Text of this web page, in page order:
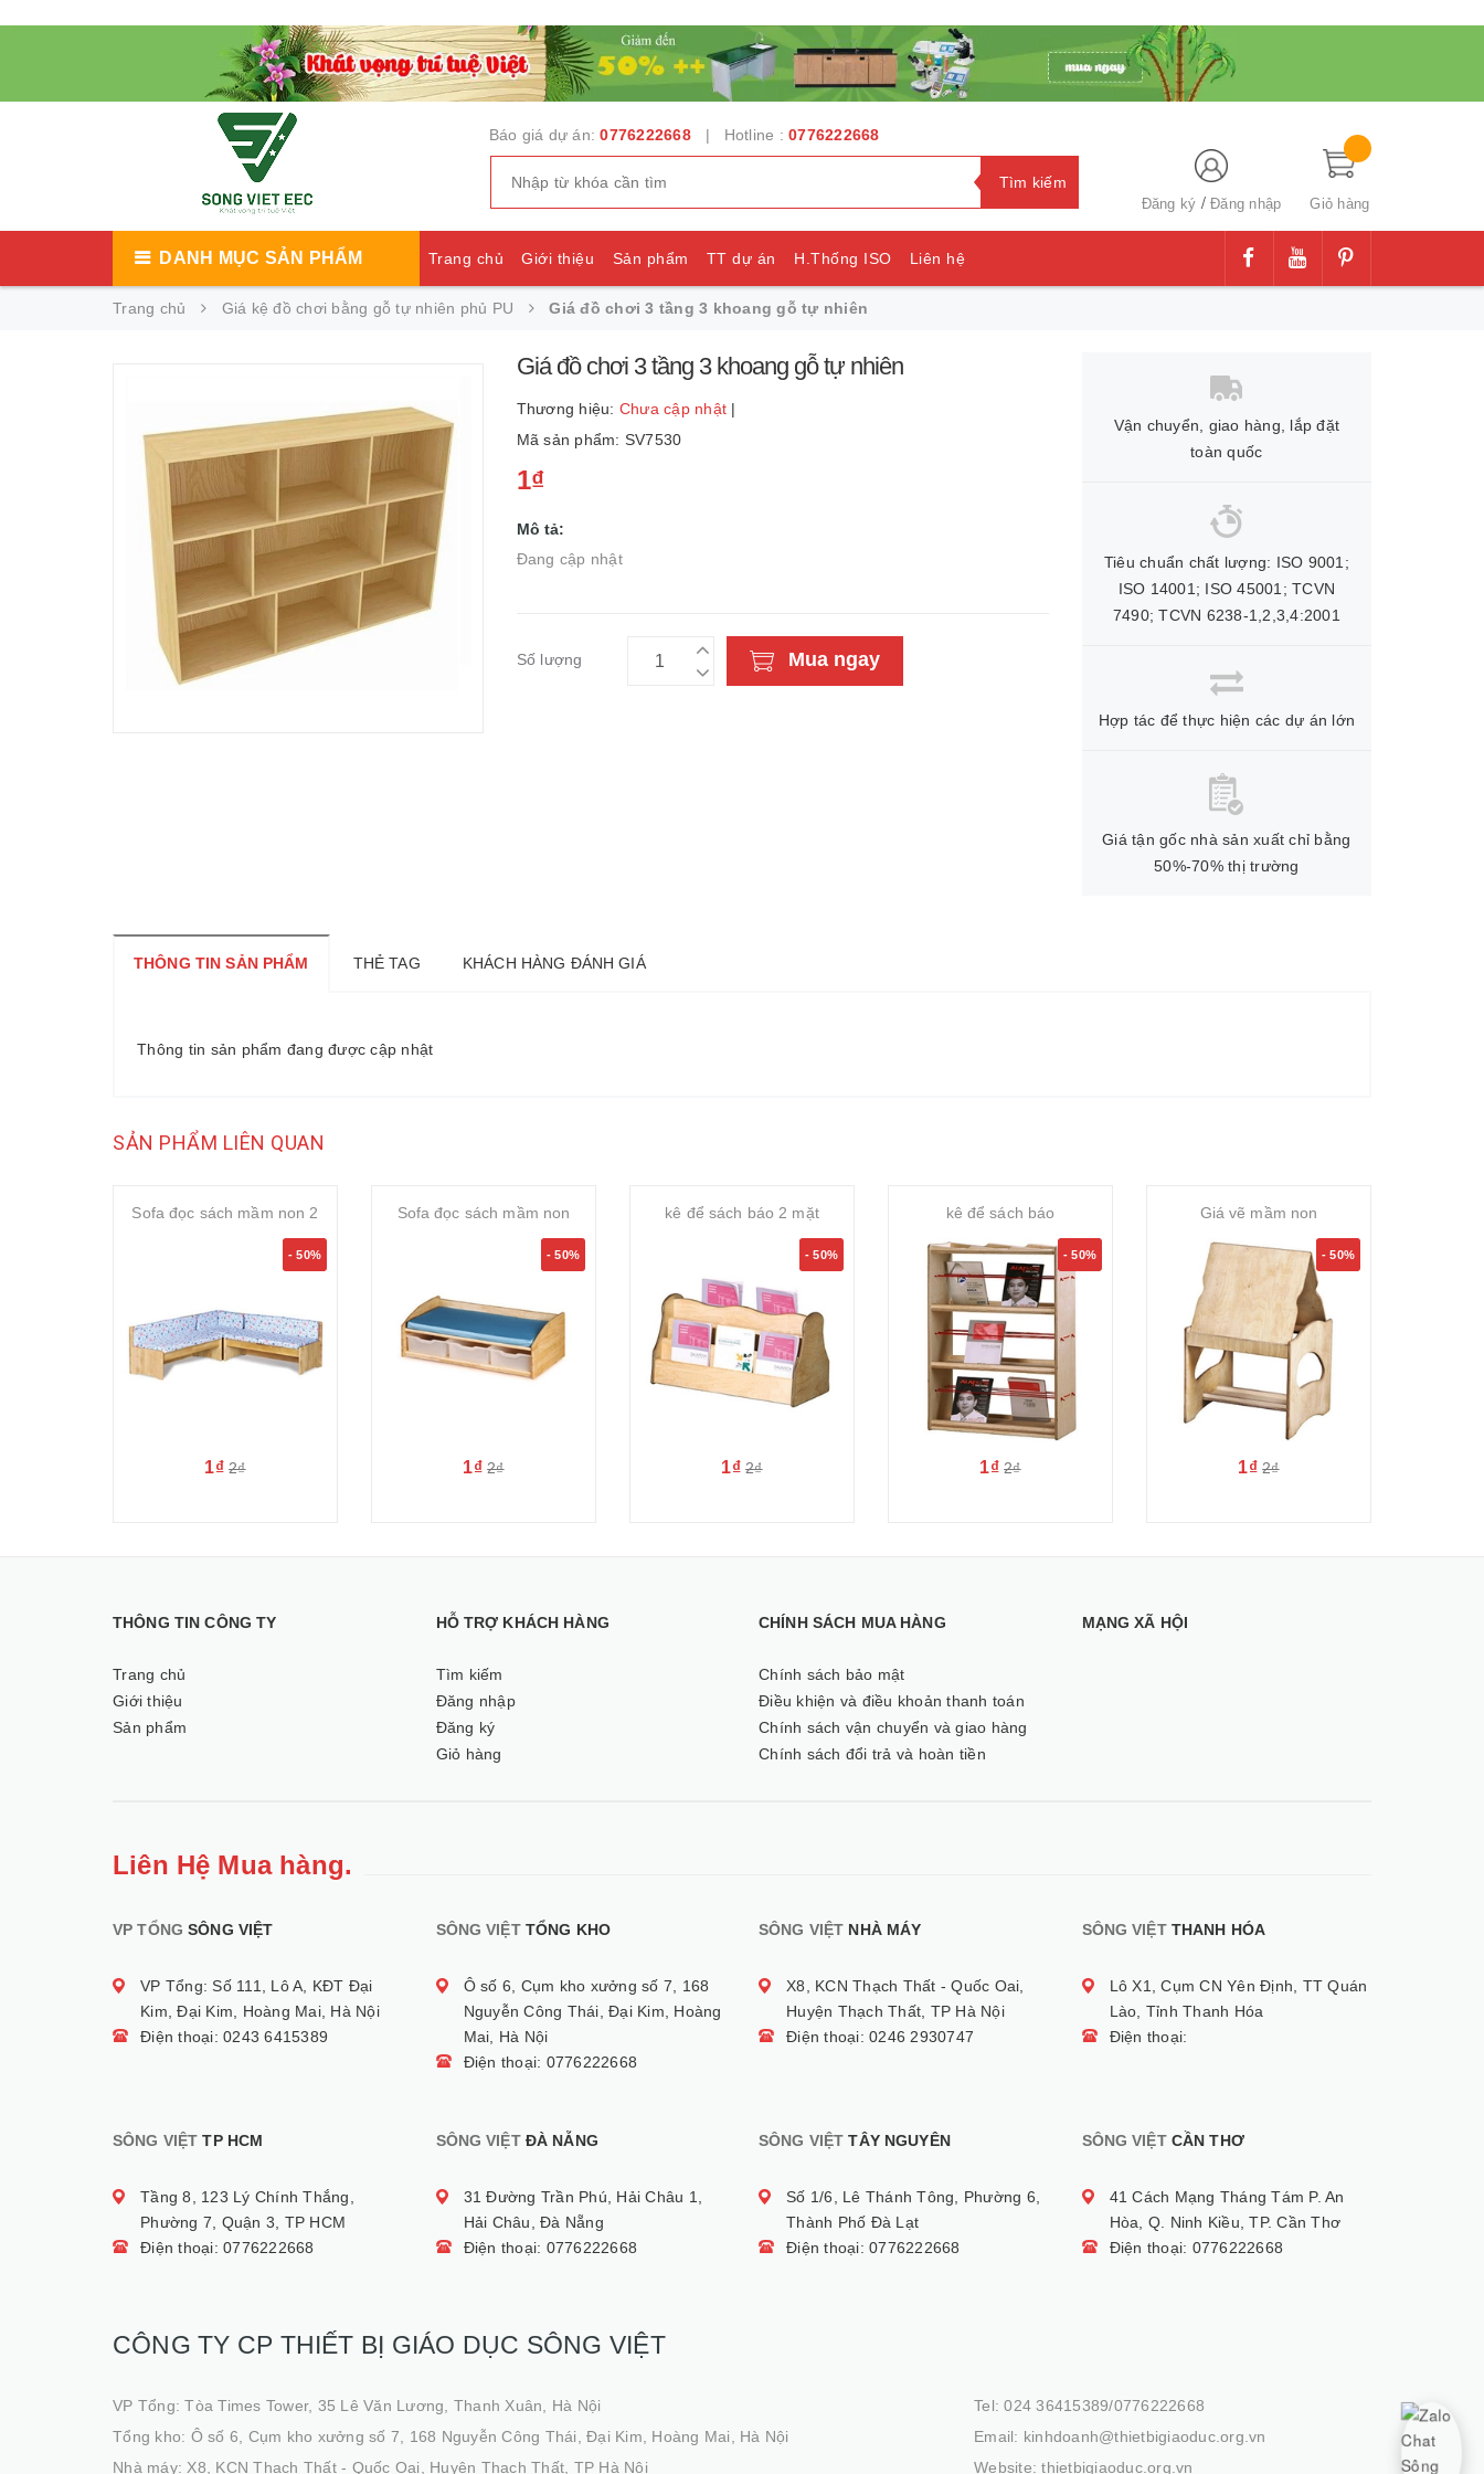
Báo giá dự án:0776222668| Hotline : 0776222668
Tìm kiếm
Đăng ký /Đăng nhập Giỏ hàng
DANH MỤC SẢN PHẨM Trang chủ Giới thiệu Sản phẩm TT dự án H.Thống ISO Liên hệ
Cataloge
Trang chủ Giá kệ đồ chơi bằng gỗ tự nhiên phủ PU Giá đồ chơi 3 tầng 3 khoang gỗ tự nhiên
Giá đồ chơi 3 tầng 3 khoang gỗ tự nhiên
Thương hiệu: Chưa cập nhật |
Mã sản phẩm: SV7530
1₫
Mô tả:
Đang cập nhật
Số lượng Mua ngay
Vận chuyển, giao hàng, lắp đặt
toàn quốc
Tiêu chuẩn chất lượng: ISO 9001;
ISO 14001; ISO 45001; TCVN
7490; TCVN 6238-1,2,3,4:2001
Hợp tác để thực hiện các dự án lớn
Giá tận gốc nhà sản xuất chỉ bằng
50%-70% thị trường
THÔNG TIN SẢN PHẨM THẺ TAG KHÁCH HÀNG ĐÁNH GIÁ
Thông tin sản phẩm đang được cập nhật
SẢN PHẨM LIÊN QUAN
Sofa đọc sách mầm non 2
- 50%
1₫ 2₫
Sofa đọc sách mầm non
- 50%
1₫ 2₫
kê để sách báo 2 mặt
- 50%
1₫ 2₫
kê để sách báo
- 50%
1₫ 2₫
Giá vẽ mầm non
- 50%
1₫ 2₫
THÔNG TIN CÔNG TY
Trang chủ
Giới thiệu
Sản phẩm
HỖ TRỢ KHÁCH HÀNG
Tìm kiếm
Đăng nhập
Đăng ký
Giỏ hàng
CHÍNH SÁCH MUA HÀNG
Chính sách bảo mật
Điều khiện và điều khoản thanh toán
Chính sách vận chuyển và giao hàng
Chính sách đổi trả và hoàn tiền
MẠNG XÃ HỘI
Liên Hệ Mua hàng.
VP TỔNGSÔNG VIỆT
VP Tổng: Số 111, Lô A, KĐT Đại
Kim, Đại Kim, Hoàng Mai, Hà Nội
Điện thoại: 0243 6415389
SÔNG VIỆTTỔNG KHO
Ô số 6, Cụm kho xưởng số 7, 168
Nguyễn Công Thái, Đại Kim, Hoàng
Mai, Hà Nội
Điện thoại: 0776222668
SÔNG VIỆT NHÀ MÁY
X8, KCN Thạch Thất - Quốc Oai,
Huyện Thạch Thất, TP Hà Nội
Điện thoại: 0246 2930747
SÔNG VIỆTTHANH HÓA
Lô X1, Cụm CN Yên Định, TT Quán
Lào, Tỉnh Thanh Hóa
Điện thoại:
SÔNG VIỆT TP HCM
Tầng 8, 123 Lý Chính Thắng,
Phường 7, Quận 3, TP HCM
Điện thoại: 0776222668
SÔNG VIỆTĐÀ NẴNG
31 Đường Trần Phú, Hải Châu 1,
Hải Châu, Đà Nẵng
Điện thoại: 0776222668
SÔNG VIỆT TÂY NGUYÊN
Số 1/6, Lê Thánh Tông, Phường 6,
Thành Phố Đà Lạt
Điện thoại: 0776222668
SÔNG VIỆTCẦN THƠ
41 Cách Mạng Tháng Tám P. An
Hòa, Q. Ninh Kiều, TP. Cần Thơ
Điện thoại: 0776222668
CÔNG TY CP THIẾT BỊ GIÁO DỤC SÔNG VIỆT
VP Tổng: Tòa Times Tower, 35 Lê Văn Lương, Thanh Xuân, Hà Nội
Tổng kho: Ô số 6, Cụm kho xưởng số 7, 168 Nguyễn Công Thái, Đại Kim, Hoàng Mai, Hà Nội
Nhà máy: X8, KCN Thạch Thất - Quốc Oai, Huyện Thạch Thất, TP Hà Nội
Tel: 024 36415389/0776222668
Email: kinhdoanh@thietbigiaoduc.org.vn
Website: thietbigiaoduc.org.vn